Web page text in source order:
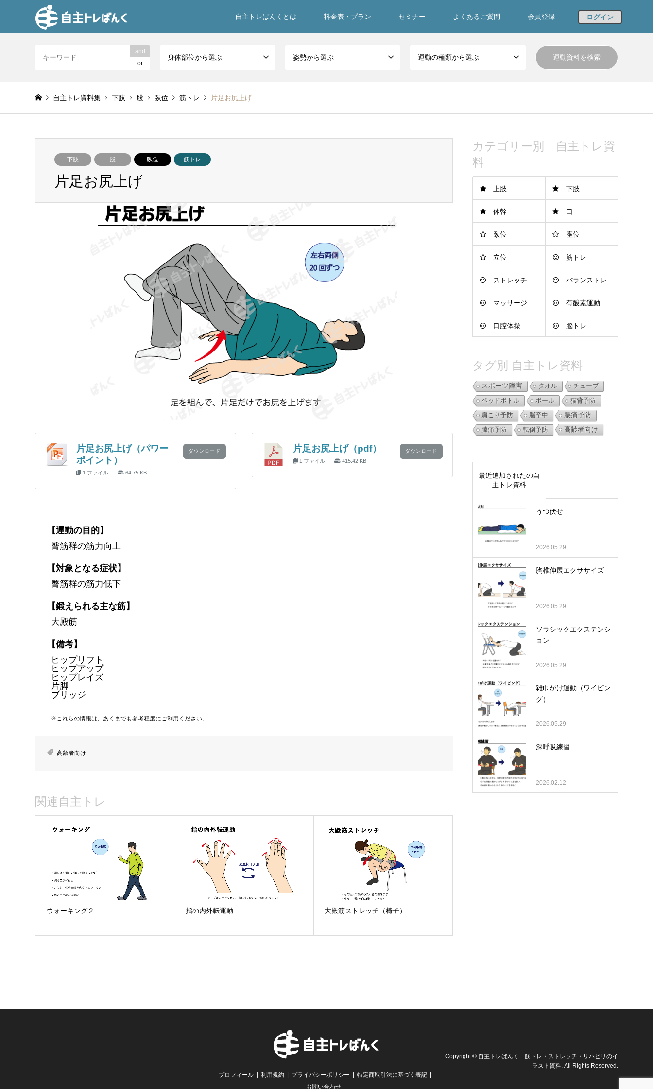
自主トレばんくとは 料金表・プラン セミナー よくあるご質問 会員登録 ログイン
and
or
身体部位から選ぶ 姿勢から選ぶ 運動の種類から選ぶ
自主トレ資料集 下肢 股 臥位 筋トレ 片足お尻上げ
下肢 股 臥位 筋トレ
片足お尻上げ
片足お尻上げ（パワー
ポイント）
1 ファイル 64.75 KB
ダウンロード 片足お尻上げ（pdf）
1 ファイル 415.42 KB
ダウンロード
【運動の目的】
臀筋群の筋力向上
【対象となる症状】
臀筋群の筋力低下
【鍛えられる主な筋】
大殿筋
【備考】
ヒップリフト
ヒップアップ
ヒップレイズ
片脚
ブリッジ
※これらの情報は、あくまでも参考程度にご利用ください。
高齢者向け
関連自主トレ
ウォーキング２ 指の内外転運動 大殿筋ストレッチ（椅子）
カテゴリー別 自主トレ資
料
上肢 下肢
体幹 口
臥位 座位
立位 筋トレ
ストレッチ バランストレ
ーニング
マッサージ 有酸素運動
口腔体操 脳トレ
タグ別 自主トレ資料
スポーツ障害 タオル
チューブ
ペッドボトル
ボール
猫背予防
肩こり予防
脳卒中
腰痛予防
膝痛予防
転倒予防 高齢者向け
最近追加されたの自
主トレ資料
うつ伏せ
2026.05.29
胸椎伸展エクササイズ
2026.05.29
ソラシックエクステンシ
ョン
2026.05.29
雑巾がけ運動（ワイピン
グ）
2026.05.29
深呼吸練習
2026.02.12
プロフィール 利用規約 プライバシーポリシー
特定商取引法に基づく表記
お問い合わせ
Copyright © 自主トレばんく 筋トレ・ストレッチ・リハビリのイ
ラスト資料 . All Rights Reserved.